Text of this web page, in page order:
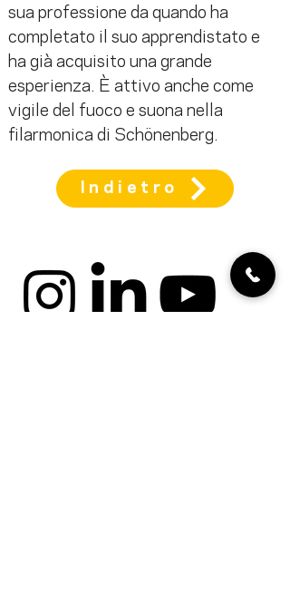
sua professione da quando ha
completato il suo apprendistato e
ha già acquisito una grande
esperienza. È attivo anche come
vigile del fuoco e suona nella
filarmonica di Schönenberg.
Indietro